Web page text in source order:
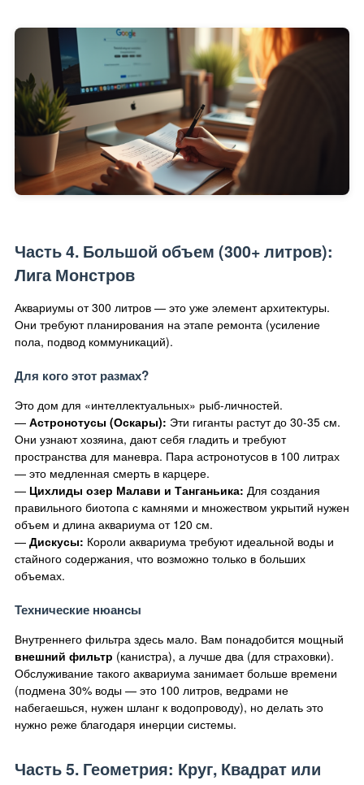
Часть 4. Большой объем (300+ литров):
Лига Монстров
Аквариумы от 300 литров — это уже элемент архитектуры.
Они требуют планирования на этапе ремонта (усиление
пола, подвод коммуникаций).
Для кого этот размах?
Это дом для «интеллектуальных» рыб-личностей.
— Астронотусы (Оскары): Эти гиганты растут до 30-35 см.
Они узнают хозяина, дают себя гладить и требуют
пространства для маневра. Пара астронотусов в 100 литрах
— это медленная смерть в карцере.
— Цихлиды озер Малави и Танганьика: Для создания
правильного биотопа с камнями и множеством укрытий нужен
объем и длина аквариума от 120 см.
— Дискусы: Короли аквариума требуют идеальной воды и
стайного содержания, что возможно только в больших
объемах.
Технические нюансы
Внутреннего фильтра здесь мало. Вам понадобится мощный
внешний фильтр (канистра), а лучше два (для страховки).
Обслуживание такого аквариума занимает больше времени
(подмена 30% воды — это 100 литров, ведрами не
набегаешься, нужен шланг к водопроводу), но делать это
нужно реже благодаря инерции системы.
Часть 5. Геометрия: Круг, Квадрат или